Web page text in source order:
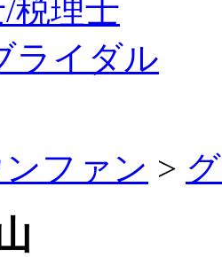
税理士
ライダル
ファン >